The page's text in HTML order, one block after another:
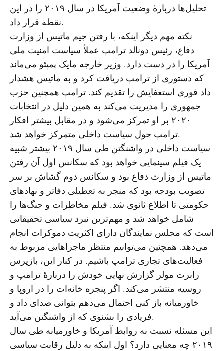
تحلیل‌ها دربارهٔ وضعیت آمریکا در سال ۲۰۱۹ را در این
نقطه قرار داد.
نکته مهم دیگر اینکه، با رفتن جیم ماتیس از وزارت
دفاع، رئیس دونالد ترامپ عملاً سیاست امنیت ملی
آمریکا را در دست دارد. وزیر خارجه مایک پمپئو می‌ماند
که دستوری از ترامپ دریافت کرد و به ماتیس هشدار
داد فوری استعفایش را تقدیم کند. ترامپ همچنین حزب
جمهوری را مدیریت می‌کند به همین دلیل در انتخابات
۲۰۲۰ بر او تمرکز می‌شود و در مقابل بیشتر افکار
ترامپ حول سیاست داخلی متمرکز خواهد شد.
سیاست داخلی در واشنگتن طی سال ۲۰۱۹ بیشتر شبیه
یک فیلم سینمایی خواهد بود که سکانس اول آن رفتن
ماتیس از وزارت دفاع بود و سکانس دوم گشاش بر سر
تصویب بودجه بود که منجر به تعطیلی دفاتر و نهادهای
حکومتی تا اطلاع ثانوی شد. فیلم مخاطرات و جنگ‌ها را
شامل خواهد شد و مهم‌ترین نبرد سیاسی تحقیقاتی
است که مجلس نمایندگان دارای اکثریت دموکرات انجام
می‌دهد. همچنین می‌توانیم منتظر ماجراهایی مربوط به
فعالیت‌های تجاری ترامپ باشیم. در کنار این، بازپرس
رابرت مولر گزارش نهایی خودش را دربارهٔ ترامپ و
روسیه منتشر می‌کند. اگر پنجره خانه‌ات را در اروپا و
خاورمیانه باز کنی احتمال می‌دهم بتوانی صدای داد و
فریادی را بشنوی که از واشنگتن می‌آید.
این مسئله نسبت به روابط آمریکا و خاورمیانه طی سال
۲۰۱۹ چه معنایی دارد؟ اول اینکه به دلیل رقابت سیاسی